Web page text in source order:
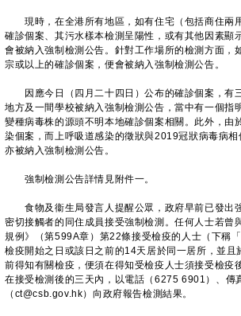
現時，在全港所有地區，如有住宅（包括商住兩
確診個案、其污水樣本檢測呈陽性，或有其他因素顯
會被納入強制檢測公告。針對工作場所的檢測方面，
宗或以上的確診個案，便會被納入強制檢測公告。
因應今日（四月二十四日）公布的確診個案，有
地方及一間學校被納入強制檢測公告，當中有一個指
變種病毒株的源頭不明本地確診個案相關。此外，由
染個案，而上呼吸道感染的徵狀與2019冠狀病毒病
亦被納入強制檢測公告。
強制檢測公告詳情見附件一。
食物及衞生局發言人提醒公眾，政府早前已發出
密切接觸者的同住成員接受強制檢測。任何人士若曾
規例》（第599A章）第22條接受檢疫的人士（下稱
檢疫開始之日或該日之前的14天居於同一居所，並且
前得知有關檢疫，便須在得知受檢疫人士須接受檢疫
在接受檢測後的三天內，以電話（6275 6901）、
（ct@csb.gov.hk）向政府報告檢測結果。